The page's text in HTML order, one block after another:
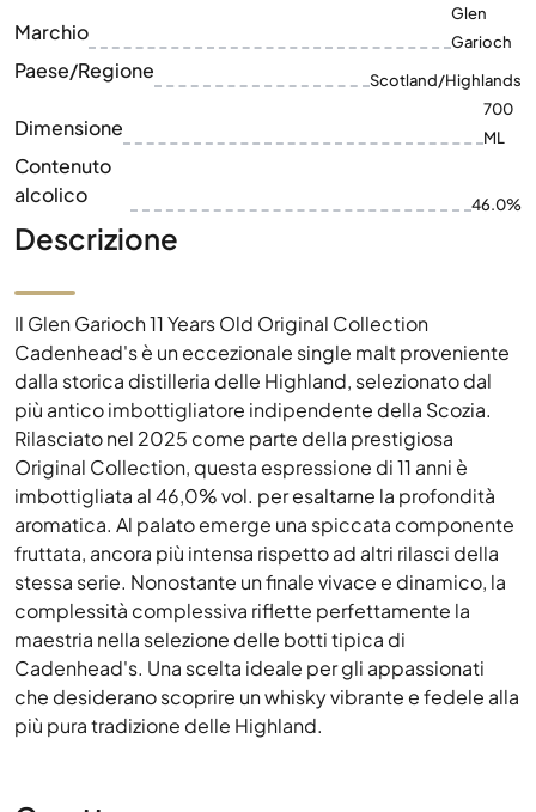
Marchio
Glen
Garioch
Paese/Regione Scotland/Highlands
Dimensione
700
ML
Contenuto
alcolico
46.0%
Descrizione
Il Glen Garioch 11 Years Old Original Collection
Cadenhead's è un eccezionale single malt proveniente
dalla storica distilleria delle Highland, selezionato dal
più antico imbottigliatore indipendente della Scozia.
Rilasciato nel 2025 come parte della prestigiosa
Original Collection, questa espressione di 11 anni è
imbottigliata al 46,0% vol. per esaltarne la profondità
aromatica. Al palato emerge una spiccata componente
fruttata, ancora più intensa rispetto ad altri rilasci della
stessa serie. Nonostante un finale vivace e dinamico, la
complessità complessiva riflette perfettamente la
maestria nella selezione delle botti tipica di
Cadenhead's. Una scelta ideale per gli appassionati
che desiderano scoprire un whisky vibrante e fedele alla
più pura tradizione delle Highland.